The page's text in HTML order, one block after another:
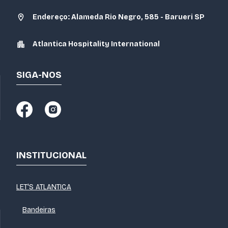
Endereço: Alameda Rio Negro, 585 - Barueri SP
Atlantica Hospitality International
SIGA-NOS
INSTITUCIONAL
LET'S ATLANTICA
Bandeiras